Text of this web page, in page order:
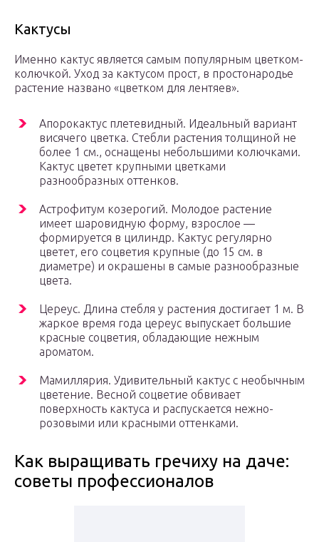
Кактусы
Именно кактус является самым популярным цветком-
колючкой. Уход за кактусом прост, в простонародье
растение названо «цветком для лентяев».
Апорокактус плетевидный. Идеальный вариант
висячего цветка. Стебли растения толщиной не
более 1 см., оснащены небольшими колючками.
Кактус цветет крупными цветками
разнообразных оттенков.
Астрофитум козерогий. Молодое растение
имеет шаровидную форму, взрослое —
формируется в цилиндр. Кактус регулярно
цветет, его соцветия крупные (до 15 см. в
диаметре) и окрашены в самые разнообразные
цвета.
Цереус. Длина стебля у растения достигает 1 м. В
жаркое время года цереус выпускает большие
красные соцветия, обладающие нежным
ароматом.
Мамиллярия. Удивительный кактус с необычным
цветение. Весной соцветие обвивает
поверхность кактуса и распускается нежно-
розовыми или красными оттенками.
Как выращивать гречиху на даче:
советы профессионалов